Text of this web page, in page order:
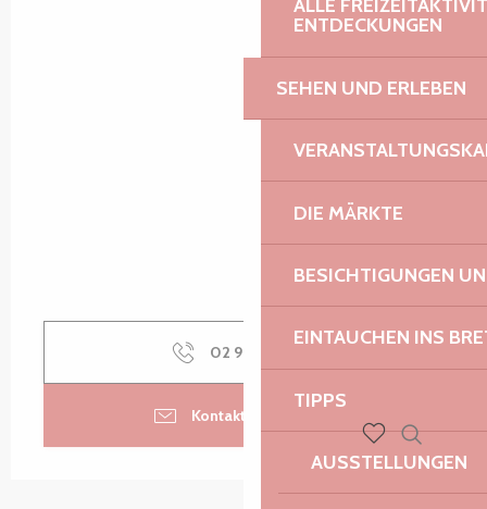
ALLE
ENTDECKUNGEN
SEHEN UND ERLEBEN
DIE MÄRKTE
BESICHTIGUNGEN
EINTAUCHEN INS
TIPPS
AUSSTELLUNGEN
Voir les favoris
Suche
02 96 35 17
Kontaktieren Sie uns